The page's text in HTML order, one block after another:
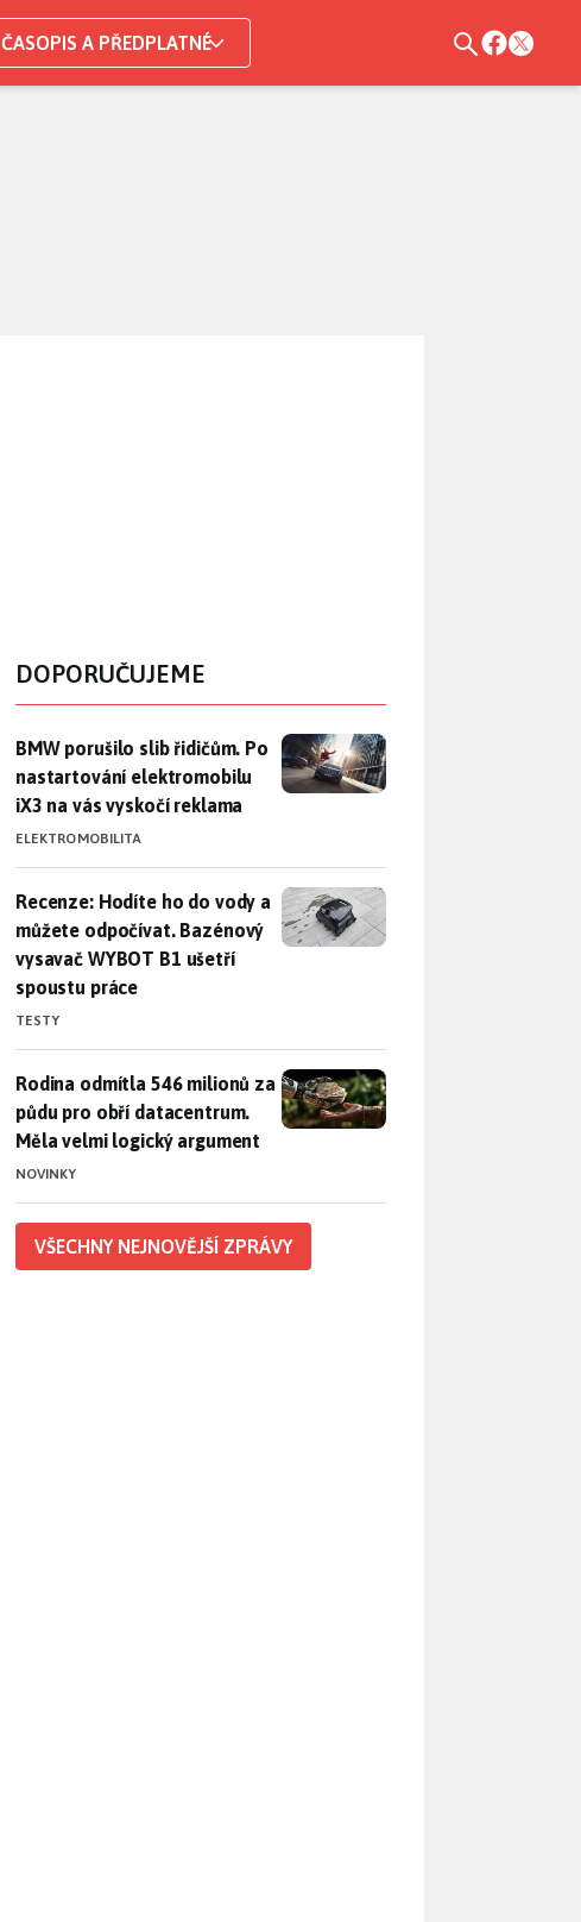
ČASOPIS A PŘEDPLATNÉ
DOPORUČUJEME
BMW porušilo slib řidičům. Po nastartování elektromobilu iX3 na
BMW porušilo slib řidičům. Po
nastartování elektromobilu
iX3 na vás vyskočí reklama
ELEKTROMOBILITA
Recenze: Hodíte ho do vody a můžete odpočívat. Bazénový
Recenze: Hodíte ho do vody a
můžete odpočívat. Bazénový
vysavač WYBOT B1 ušetří
spoustu práce
TESTY
Rodina odmítla 546 milionů za půdu pro obří datacentrum. Měla
Rodina odmítla 546 milionů za
půdu pro obří datacentrum.
Měla velmi logický argument
NOVINKY
VŠECHNY NEJNOVĚJŠÍ ZPRÁVY